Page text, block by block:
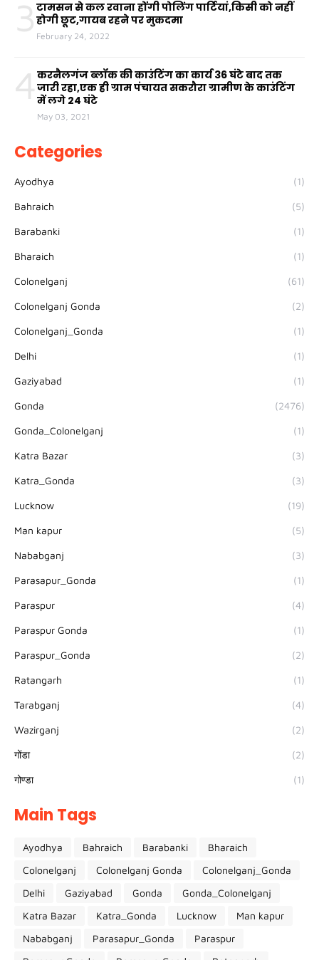
3 टामसन से कल रवाना होंगी पोलिंग पार्टियां,किसी को नहीं
होगी छूट,गायब रहने पर मुकदमा
February 24, 2022
4 करनैलगंज ब्लॉक की काउंटिंग का कार्य 36 घंटे बाद तक
जारी रहा,एक ही ग्राम पंचायत सकरौरा ग्रामीण के काउंटिंग
में लगे 24 घंटे
May 03, 2021
Categories
Ayodhya (1)
Bahraich (5)
Barabanki (1)
Bharaich (1)
Colonelganj (61)
Colonelganj Gonda (2)
Colonelganj_Gonda (1)
Delhi (1)
Gaziyabad (1)
Gonda (2476)
Gonda_Colonelganj (1)
Katra Bazar (3)
Katra_Gonda (3)
Lucknow (19)
Man kapur (5)
Nababganj (3)
Parasapur_Gonda (1)
Paraspur (4)
Paraspur Gonda (1)
Paraspur_Gonda (2)
Ratangarh (1)
Tarabganj (4)
Wazirganj (2)
गोंडा (2)
गोण्डा (1)
Main Tags
Ayodhya Bahraich Barabanki
Bharaich
Colonelganj
Colonelganj Gonda
Colonelganj_Gonda
Delhi
Gaziyabad Gonda
Gonda_Colonelganj
Katra Bazar
Katra_Gonda Lucknow
Man kapur
Nababganj
Parasapur_Gonda
Paraspur